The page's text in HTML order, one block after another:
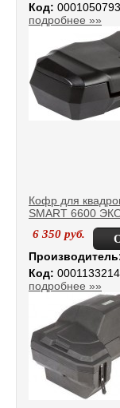
Код:
подробнее »»
Кофр для
SMART 6600
6 350 руб.
Код:
подробнее »»